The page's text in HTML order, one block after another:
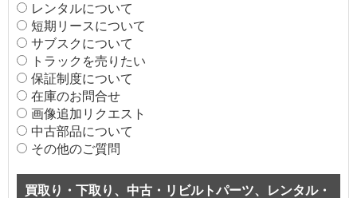
レンタルについて
短期リースについて
サブスクについて
トラックを売りたい
保証制度について
在庫のお問合せ
画像追加リクエスト
中古部品について
その他のご質問
買取り・下取り、中古・リビルトパーツ、レンタル・